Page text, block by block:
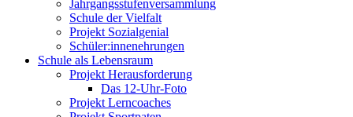
Jahrgangsstufenversammlung
Schule der Vielfalt
Projekt Sozialgenial
Schüler:innenehrungen
Schule als Lebensraum
Projekt Herausforderung
Das 12-Uhr-Foto
Projekt Lerncoaches